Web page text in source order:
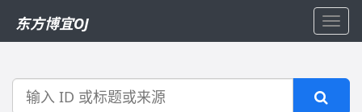
东方博宜OJ
搜